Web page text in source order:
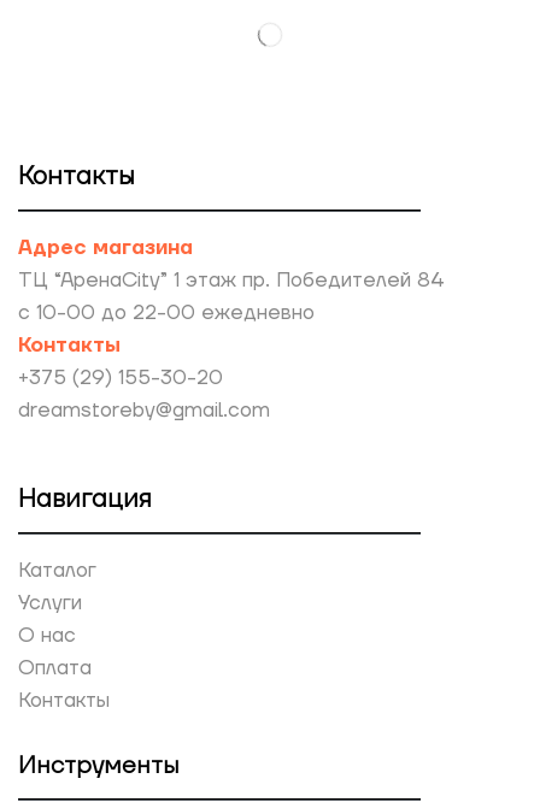
Контакты
Адрес магазина
ТЦ “АренаCity” 1 этаж пр. Победителей 84
с 10-00 до 22-00 ежедневно
Контакты
+375 (29) 155-30-20
dreamstoreby@gmail.com
Навигация
Каталог
Услуги
О нас
Оплата
Контакты
Инструменты